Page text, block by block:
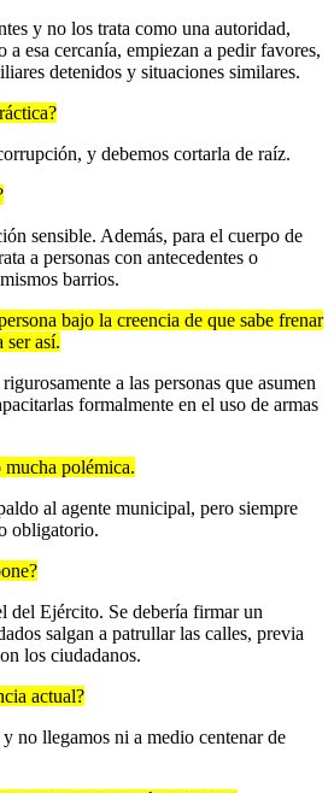
y no los trata como una autoridad,
esa cercanía, empiezan a pedir favores,
detenidos y situaciones similares.
y debemos cortarla de raíz.
sensible. Además, para el cuerpo de
a personas con antecedentes o
barrios.
bajo la creencia de que sabe frenar
ser así.
a las personas que asumen
formalmente en el uso de armas
mucha polémica.
al agente municipal, pero siempre
obligatorio.
del Ejército. Se debería firmar un
salgan a patrullar las calles, previa
los ciudadanos.
actual?
no llegamos ni a medio centenar de